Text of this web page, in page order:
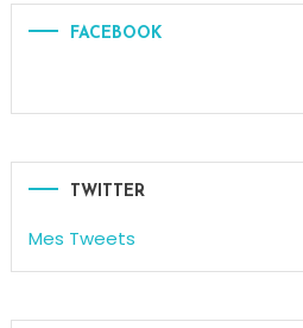
FACEBOOK
TWITTER
Mes Tweets